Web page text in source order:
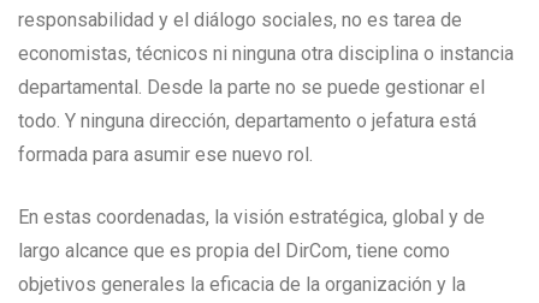
responsabilidad y el diálogo sociales, no es tarea de
economistas, técnicos ni ninguna otra disciplina o instancia
departamental. Desde la parte no se puede gestionar el
todo. Y ninguna dirección, departamento o jefatura está
formada para asumir ese nuevo rol.
En estas coordenadas, la visión estratégica, global y de
largo alcance que es propia del DirCom, tiene como
objetivos generales la eficacia de la organización y la